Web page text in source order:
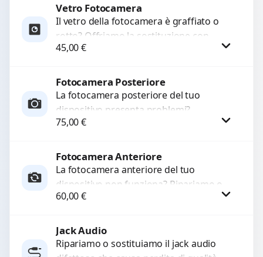
Procedi
Vetro Fotocamera
Il vetro della fotocamera è graffiato o
rotto? Offriamo la sostituzione con
ricambi di alta qualità garantiti per 3
45,00€
Procedi
Fotocamera Posteriore
La fotocamera posteriore del tuo
dispositivo presenta problemi?
Interveniamo per risolvere guasti come
funzionante,...
75,00€
Procedi
Fotocamera Anteriore
La fotocamera anteriore del tuo
dispositivo non funziona? Ripariamo o
sostituiamo fotocamere guaste con
a...
60,00€
Jack Audio
Ripariamo o sostituiamo il jack audio